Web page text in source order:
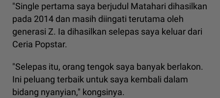
"Single pertama saya berjudul Matahari dihasilkan
pada 2014 dan masih diingati terutama oleh
generasi Z. Ia dihasilkan selepas saya keluar dari
Ceria Popstar.
"Selepas itu, orang tengok saya banyak berlakon.
Ini peluang terbaik untuk saya kembali dalam
bidang nyanyian," kongsinya.